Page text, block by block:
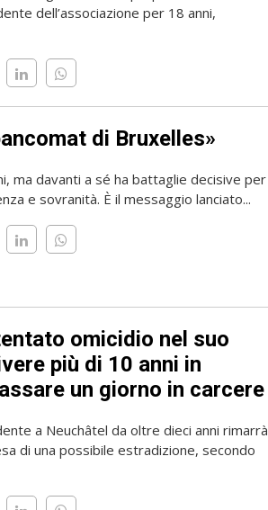
dell’associazione per 18 anni,
di Bruxelles»
ma davanti a sé ha battaglie decisive per
e sovranità. È il messaggio lanciato...
omicidio nel suo
più di 10 anni in
un giorno in carcere
a Neuchâtel da oltre dieci anni rimarrà
di una possibile estradizione, secondo